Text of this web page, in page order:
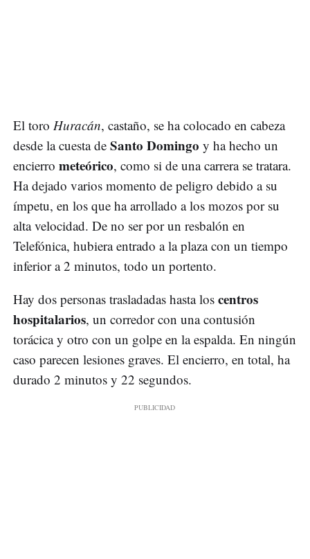
El toro Huracán, castaño, se ha colocado en cabeza
desde la cuesta de Santo Domingo y ha hecho un
encierro meteórico, como si de una carrera se tratara.
Ha dejado varios momento de peligro debido a su
ímpetu, en los que ha arrollado a los mozos por su
alta velocidad. De no ser por un resbalón en
Telefónica, hubiera entrado a la plaza con un tiempo
inferior a 2 minutos, todo un portento.
Hay dos personas trasladadas hasta los centros
hospitalarios, un corredor con una contusión
torácica y otro con un golpe en la espalda. En ningún
caso parecen lesiones graves. El encierro, en total, ha
durado 2 minutos y 22 segundos.